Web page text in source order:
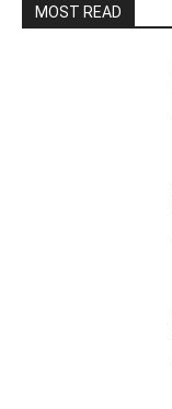
MOST READ